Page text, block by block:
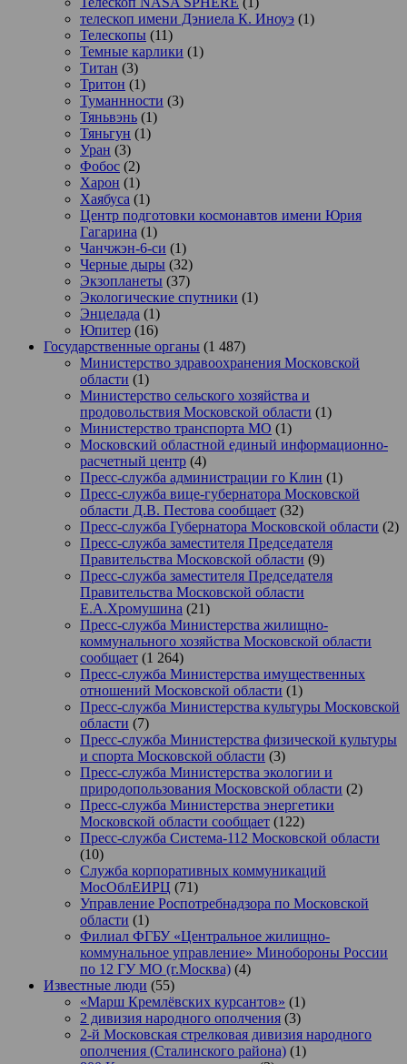
телескоп имени Дэниела К. Иноуэ (1)
Телескопы (11)
Темные карлики (1)
Титан (3)
Тритон (1)
Туманнности (3)
Тяньвэнь (1)
Тяньгун (1)
Уран (3)
Фобос (2)
Харон (1)
Хаябуса (1)
Центр подготовки космонавтов имени Юрия
Гагарина (1)
Чанчжэн-6-си (1)
Черные дыры (32)
Экзопланеты (37)
Экологические спутники (1)
Энцелада (1)
Юпитер (16)
Государственные органы (1 487)
Министерство здравоохранения Московской
области (1)
Министерство сельского хозяйства и
продовольствия Московской области (1)
Министерство транспорта МО (1)
Московский областной единый информационно-
расчетный центр (4)
Пресс-служба администрации го Клин (1)
Пресс-служба вице-губернатора Московской
области Д.В. Пестова сообщает (32)
Пресс-служба Губернатора Московской области (2)
Пресс-служба заместителя Председателя
Правительства Московской области (9)
Пресс-служба заместителя Председателя
Правительства Московской области
Е.А.Хромушина (21)
Пресс-служба Министерства жилищно-
коммунального хозяйства Московской области
сообщает (1 264)
Пресс-служба Министерства имущественных
отношений Московской области (1)
Пресс-служба Министерства культуры Московской
области (7)
Пресс-служба Министерства физической культуры
и спорта Московской области (3)
Пресс-служба Министерства экологии и
природопользования Московской области (2)
Пресс-служба Министерства энергетики
Московской области сообщает (122)
Пресс-служба Система-112 Московской области
(10)
Служба корпоративных коммуникаций
МосОблЕИРЦ (71)
Управление Роспотребнадзора по Московской
области (1)
Филиал ФГБУ «Центральное жилищно-
коммунальное управление» Минобороны России
по 12 ГУ МО (г.Москва) (4)
Известные люди (55)
«Марш Кремлёвских курсантов» (1)
2 дивизия народного ополчения (3)
2-й Московская стрелковая дивизия народного
ополчения (Сталинского района) (1)